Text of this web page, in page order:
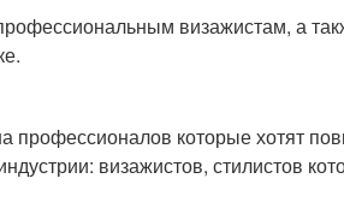
визажистам, а
профессионалов которые хотят
визажистов, стилистов